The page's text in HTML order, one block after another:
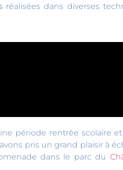
réalisées dans diverses
période rentrée scolaire
pris un grand plaisir à
dans le parc du